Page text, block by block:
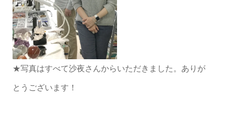
★写真はすべて沙夜さんからいただきました。ありが
とうございます！